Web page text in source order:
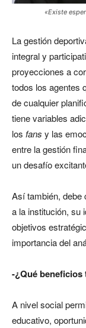
«Existe
La gestión
integral y
proyecciones a
todos los agentes
de cualquier
tiene variables
los fans y las
entre la gestión
un desafío
Así también, debe
a la institución, su
objetivos
importancia del
-¿Qué
A nivel social
educativo,